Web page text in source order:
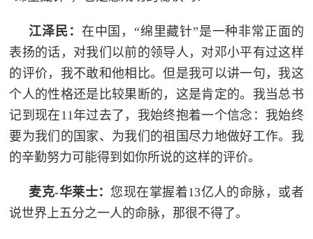
江泽民： 在中国，“绵里藏针”是一种非常正面的
表扬的话，对我们以前的领导人，对邓小平有过这样
的评价，我不敢和他相比。但是我可以讲一句，我这
个人的性格还是比较果断的，这是肯定的。我当总书
记到现在11年过去了，我始终抱着一个信念：我始终
要为我们的国家、为我们的祖国尽力地做好工作。我
的辛勤努力可能得到如你所说的这样的评价。
麦克-华莱士：您现在掌握着13亿人的命脉，或者
说世界上五分之一人的命脉，那很不得了。